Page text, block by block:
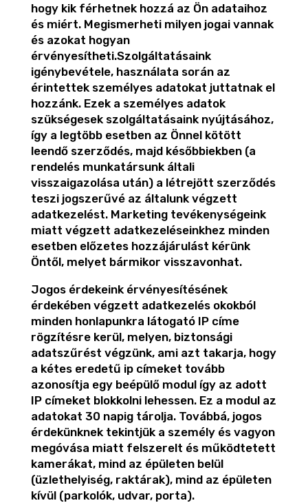
hogy kik férhetnek hozzá az Ön adataihoz
és miért. Megismerheti milyen jogai vannak
és azokat hogyan
érvényesítheti.Szolgáltatásaink
igénybevétele, használata során az
érintettek személyes adatokat juttatnak el
hozzánk. Ezek a személyes adatok
szükségesek szolgáltatásaink nyújtásához,
így a legtöbb esetben az Önnel kötött
leendő szerződés, majd későbbiekben (a
rendelés munkatársunk általi
visszaigazolása után) a létrejött szerződés
teszi jogszerűvé az általunk végzett
adatkezelést. Marketing tevékenységeink
miatt végzett adatkezeléseinkhez minden
esetben előzetes hozzájárulást kérünk
Öntől, melyet bármikor visszavonhat.
Jogos érdekeink érvényesítésének
érdekében végzett adatkezelés okokból
minden honlapunkra látogató IP címe
rögzítésre kerül, melyen, biztonsági
adatszűrést végzünk, ami azt takarja, hogy
a kétes eredetű ip címeket tovább
azonosítja egy beépülő modul így az adott
IP címeket blokkolni lehessen. Ez a modul az
adatokat 30 napig tárolja. Továbbá, jogos
érdekünknek tekintjük a személy és vagyon
megóvása miatt felszerelt és működtetett
kamerákat, mind az épületen belül
(üzlethelyiség, raktárak), mind az épületen
kívül (parkolók, udvar, porta).